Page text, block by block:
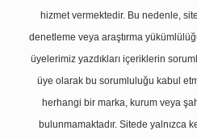
hizmet vermektedir. Bu nedenle,
denetleme veya araştırma
üyelerimiz yazdıkları içeriklerin
üye olarak bu sorumluluğu kabul
herhangi bir marka, kurum veya
bulunmamaktadır. Sitede yalnızca